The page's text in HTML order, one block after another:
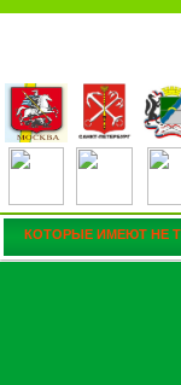
КОТОРЫЕ ИМЕЮТ НЕ